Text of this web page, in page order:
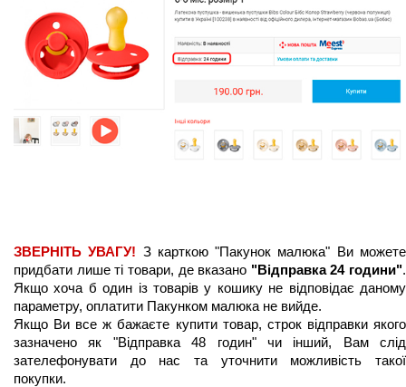
ЗВЕРНІТЬ УВАГУ! З карткою "Пакунок малюка" Ви можете
придбати лише ті товари, де вказано "Відправка 24 години".
Якщо хоча б один із товарів у кошику не відповідає даному
параметру, оплатити Пакунком малюка не вийде.
Якщо Ви все ж бажаєте купити товар, строк відправки якого
зазначено як "Відправка 48 годин" чи інший, Вам слід
зателефонувати до нас та уточнити можливість такої
покупки.